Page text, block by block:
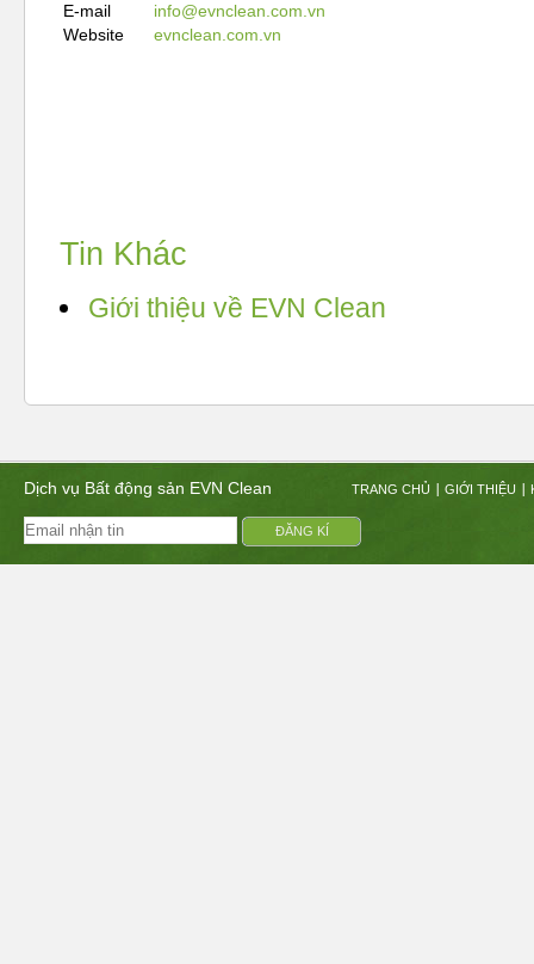
E-mail
info@evnclean.com.vn
Website
evnclean.com.vn
Tin Khác
Giới thiệu về EVN Clean
Dịch vụ Bất động sản EVN Clean TRANG CHỦ GIỚI THIỆU